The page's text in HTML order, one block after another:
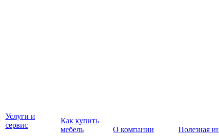
Услуги и
сервис
Как купить
мебель
О компании
Полезная